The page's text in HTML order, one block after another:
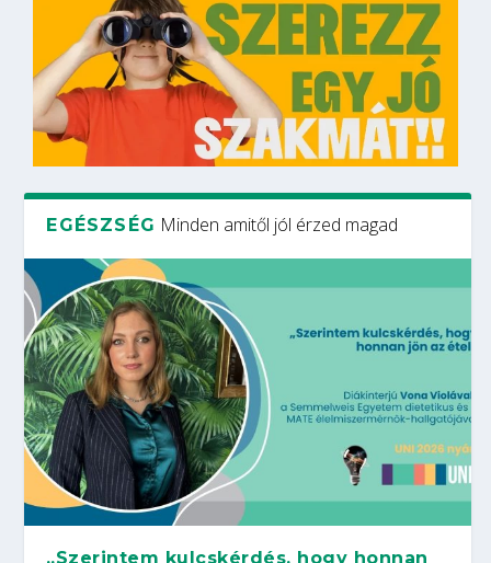
EGÉSZSÉG Minden amitől jól érzed magad
„Szerintem kulcskérdés, hogy honnan